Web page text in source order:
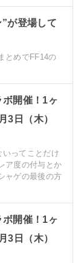
が登場して
とめでFF14の
ボ開催！1ヶ
3日（木）
ってことだけ
ア度の付与とか
ャゲの最後の方
ボ開催！1ヶ
3日（木）